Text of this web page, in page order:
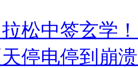
松中签玄学
停电停到崩